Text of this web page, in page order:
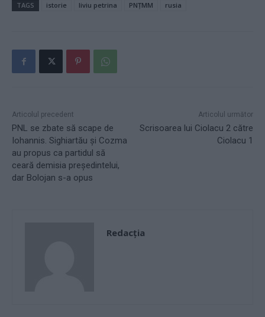
TAGS istorie liviu petrina PNȚMM rusia
Articolul precedent
PNL se zbate să scape de
Iohannis. Sighiartău și Cozma
au propus ca partidul să
ceară demisia președintelui,
dar Bolojan s-a opus
Articolul următor
Scrisoarea lui Ciolacu 2 către
Ciolacu 1
Redacţia